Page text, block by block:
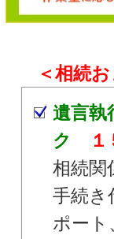
＜相続
遺言執
ク
相続関
手続き
ポート